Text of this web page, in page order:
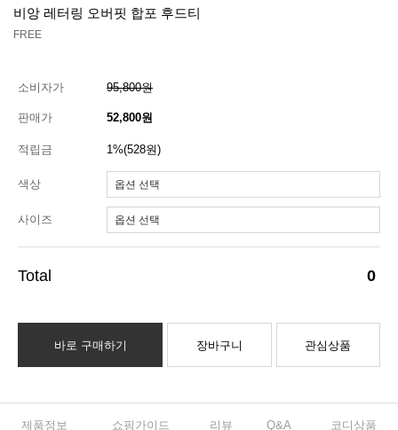
비앙 레터링 오버핏 합포 후드티
FREE
소비자가 95,800원
판매가 52,800원
적립금 1%(528원)
색상
사이즈
0
바로 구매하기 장바구니 관심상품
제품정보 쇼핑가이드 리뷰 Q&A 코디상품